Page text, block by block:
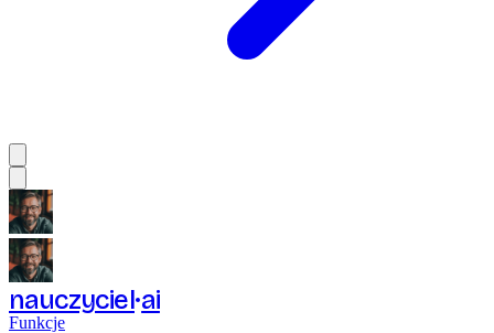
nauczyciel ai
Funkcje